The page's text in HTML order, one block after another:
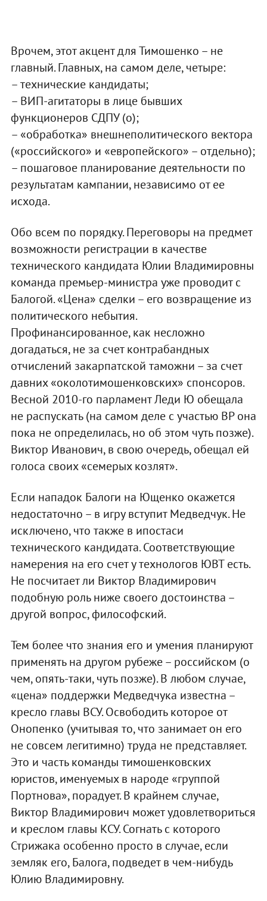
Врочем, этот акцент для Тимошенко – не
главный. Главных, на самом деле, четыре:
– технические кандидаты;
– ВИП-агитаторы в лице бывших
функционеров СДПУ (о);
– «обработка» внешнеполитического вектора
(«российского» и «европейского» – отдельно);
– пошаговое планирование деятельности по
результатам кампании, независимо от ее
исхода.
Обо всем по порядку. Переговоры на предмет
возможности регистрации в качестве
технического кандидата Юлии Владимировны
команда премьер-министра уже проводит с
Балогой. «Цена» сделки – его возвращение из
политического небытия.
Профинансированное, как несложно
догадаться, не за счет контрабандных
отчислений закарпатской таможни – за счет
давних «околотимошенковских» спонсоров.
Весной 2010-го парламент Леди Ю обещала
не распускать (на самом деле с участью ВР она
пока не определилась, но об этом чуть позже).
Виктор Иванович, в свою очередь, обещал ей
голоса своих «семерых козлят».
Если нападок Балоги на Ющенко окажется
недостаточно – в игру вступит Медведчук. Не
исключено, что также в ипостаси
технического кандидата. Соответствующие
намерения на его счет у технологов ЮВТ есть.
Не посчитает ли Виктор Владимирович
подобную роль ниже своего достоинства –
другой вопрос, философский.
Тем более что знания его и умения планируют
применять на другом рубеже – российском (о
чем, опять-таки, чуть позже). В любом случае,
«цена» поддержки Медведчука известна –
кресло главы ВСУ. Освободить которое от
Онопенко (учитывая то, что занимает он его
не совсем легитимно) труда не представляет.
Это и часть команды тимошенковских
юристов, именуемых в народе «группой
Портнова», порадует. В крайнем случае,
Виктор Владимирович может удовлетвориться
и креслом главы КСУ. Согнать с которого
Стрижака особенно просто в случае, если
земляк его, Балога, подведет в чем-нибудь
Юлию Владимировну.